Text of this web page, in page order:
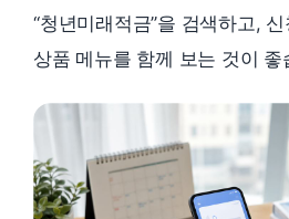
“청년미래적금”을 검색하고,
상품 메뉴를 함께 보는 것이 좋